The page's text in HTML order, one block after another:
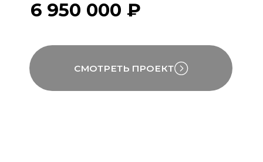
Мы совмещаем скорость модульной
сборки с технологиями капитального
строительства, включая использование
бетона, керамогранита и премиального
инженерного оборудования